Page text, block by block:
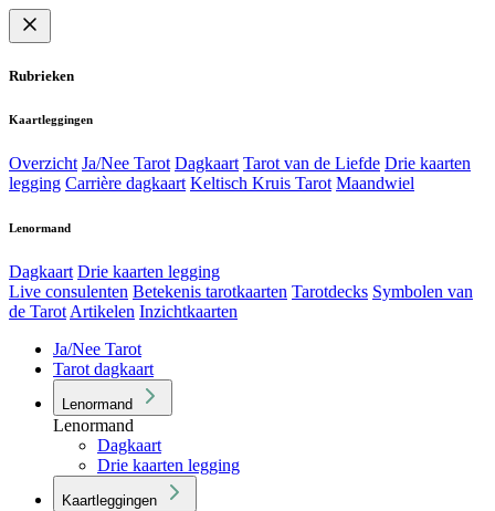
Rubrieken
Kaartleggingen
Overzicht Ja/Nee Tarot Dagkaart Tarot van de Liefde Drie kaarten
legging Carrière dagkaart Keltisch Kruis Tarot Maandwiel
Lenormand
Dagkaart Drie kaarten legging
Live consulenten Betekenis tarotkaarten Tarotdecks Symbolen van
de Tarot Artikelen Inzichtkaarten
Ja/Nee Tarot
Tarot dagkaart
Lenormand
Lenormand
Dagkaart
Drie kaarten legging
Kaartleggingen